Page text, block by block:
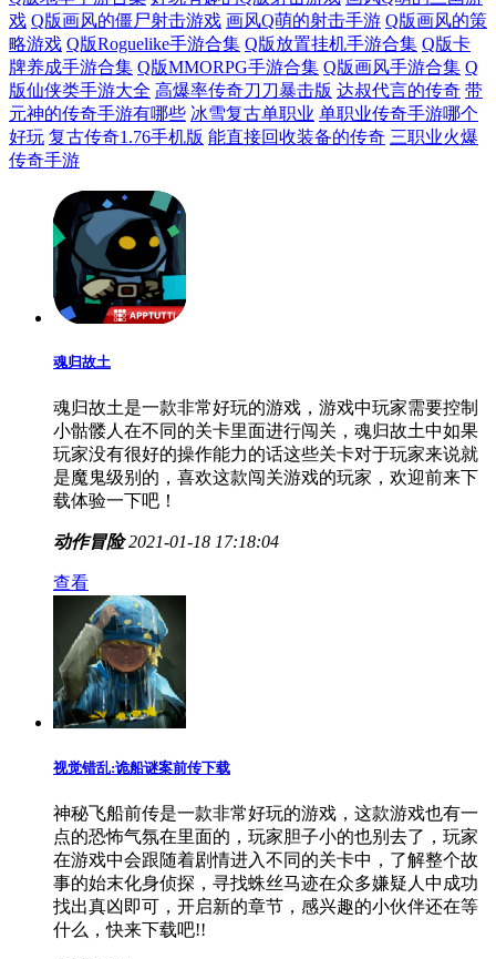
戏 Q版画风的僵尸射击游戏 画风Q萌的射击手游 Q版画风的策
略游戏 Q版Roguelike手游合集 Q版放置挂机手游合集 Q版卡
牌养成手游合集 Q版MMORPG手游合集 Q版画风手游合集 Q
版仙侠类手游大全 高爆率传奇刀刀暴击版 达叔代言的传奇 带
元神的传奇手游有哪些 冰雪复古单职业 单职业传奇手游哪个
好玩 复古传奇1.76手机版 能直接回收装备的传奇 三职业火爆
传奇手游
魂归故土
魂归故土是一款非常好玩的游戏，游戏中玩家需要控制
小骷髅人在不同的关卡里面进行闯关，魂归故土中如果
玩家没有很好的操作能力的话这些关卡对于玩家来说就
是魔鬼级别的，喜欢这款闯关游戏的玩家，欢迎前来下
载体验一下吧！
动作冒险 2021-01-18 17:18:04
查看
视觉错乱:诡船谜案前传下载
神秘飞船前传是一款非常好玩的游戏，这款游戏也有一
点的恐怖气氛在里面的，玩家胆子小的也别去了，玩家
在游戏中会跟随着剧情进入不同的关卡中，了解整个故
事的始末化身侦探，寻找蛛丝马迹在众多嫌疑人中成功
找出真凶即可，开启新的章节，感兴趣的小伙伴还在等
什么，快来下载吧!!